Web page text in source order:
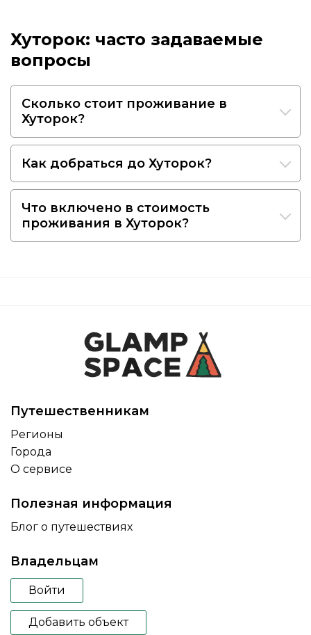
Хуторок: часто задаваемые
вопросы
Сколько стоит проживание в
Хуторок?
Как добраться до Хуторок?
Что включено в стоимость
проживания в Хуторок?
Путешественникам
Регионы
Города
О сервисе
Полезная информация
Блог о путешествиях
Владельцам
Войти
Добавить объект